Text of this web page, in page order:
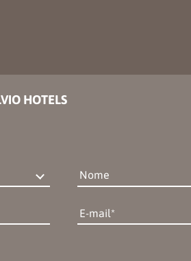
HOTELS
Nome
E-mail